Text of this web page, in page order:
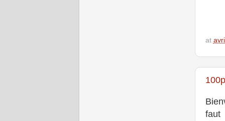
at
faut